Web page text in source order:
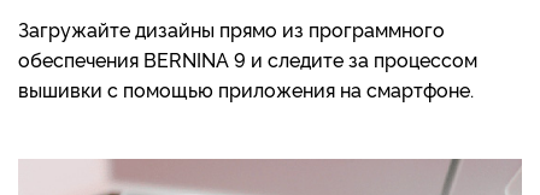
Загружайте дизайны прямо из программного
обеспечения BERNINA 9 и следите за процессом
вышивки с помощью приложения на смартфоне.